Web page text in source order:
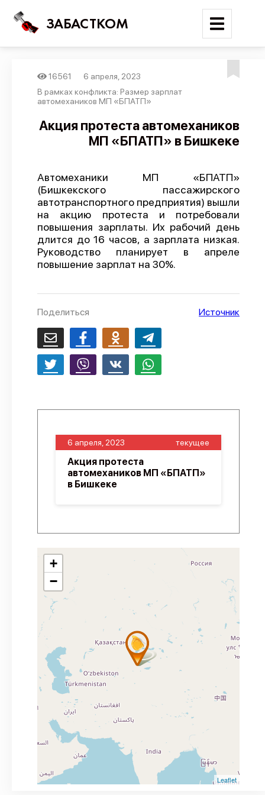
ЗАБАСТКОМ
Войти
Поиск
Новости
Трудовые конфликты
Отчеты
Предложить публикацию
Справочник
API
16561
6 апреля, 2023
В рамках конфликта: Размер зарплат
автомехаников МП «БПАТП»
Акция протеста автомехаников
МП «БПАТП» в Бишкеке
Автомеханики МП «БПАТП»
(Бишкекского пассажирского
автотранспортного предприятия) вышли
на акцию протеста и потребовали
повышения зарплаты. Их рабочий день
длится до 16 часов, а зарплата низкая.
Руководство планирует в апреле
повышение зарплат на 30%.
Поделиться Источник
6 апреля, 2023 текущее
Акция протеста
автомехаников МП «БПАТП»
в Бишкеке
+
−
Leaflet